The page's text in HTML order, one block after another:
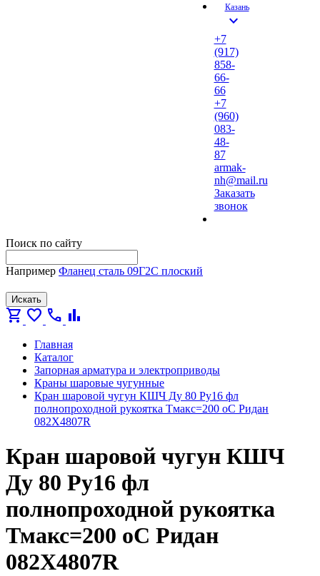
Казань
expand_more
+7
(917)
858-
66-
66
+7
(960)
083-
48-
87
armak-
nh@mail.ru
Заказать
звонок
Поиск по сайту
Например Фланец сталь 09Г2С плоский
Искать
shopping_cart favorite call bar_chart
Главная
Каталог
Запорная арматура и электроприводы
Краны шаровые чугунные
Кран шаровой чугун КШЧ Ду 80 Ру16 фл
полнопроходной рукоятка Тмакс=200 оС Ридан
082X4807R
Кран шаровой чугун КШЧ
Ду 80 Ру16 фл
полнопроходной рукоятка
Тмакс=200 оС Ридан
082X4807R